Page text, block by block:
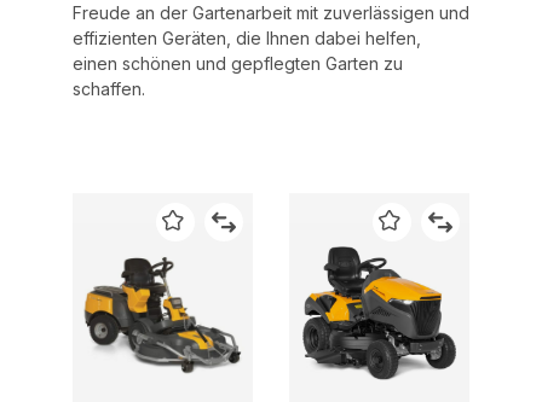
Freude an der Gartenarbeit mit zuverlässigen und
effizienten Geräten, die Ihnen dabei helfen,
einen schönen und gepflegten Garten zu
schaffen.